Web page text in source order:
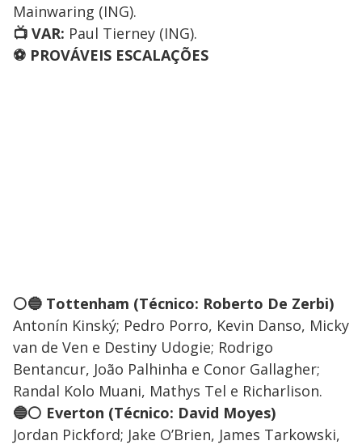
Mainwaring (ING).
📺 VAR: Paul Tierney (ING).
⚽ PROVÁVEIS ESCALAÇÕES
⚪🔵 Tottenham (Técnico: Roberto De Zerbi)
Antonín Kinský; Pedro Porro, Kevin Danso, Micky
van de Ven e Destiny Udogie; Rodrigo
Bentancur, João Palhinha e Conor Gallagher;
Randal Kolo Muani, Mathys Tel e Richarlison.
🔵⚪ Everton (Técnico: David Moyes)
Jordan Pickford; Jake O’Brien, James Tarkowski,